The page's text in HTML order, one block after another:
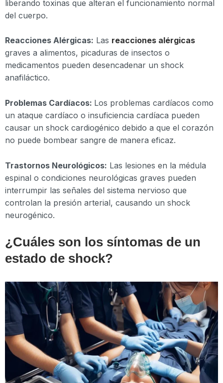
liberando toxinas que alteran el funcionamiento normal
del cuerpo.
Reacciones Alérgicas: Las reacciones alérgicas
graves a alimentos, picaduras de insectos o
medicamentos pueden desencadenar un shock
anafiláctico.
Problemas Cardíacos: Los problemas cardíacos como
un ataque cardíaco o insuficiencia cardíaca pueden
causar un shock cardiogénico debido a que el corazón
no puede bombear sangre de manera eficaz.
Trastornos Neurológicos: Las lesiones en la médula
espinal o condiciones neurológicas graves pueden
interrumpir las señales del sistema nervioso que
controlan la presión arterial, causando un shock
neurogénico.
¿Cuáles son los síntomas de un
estado de shock?